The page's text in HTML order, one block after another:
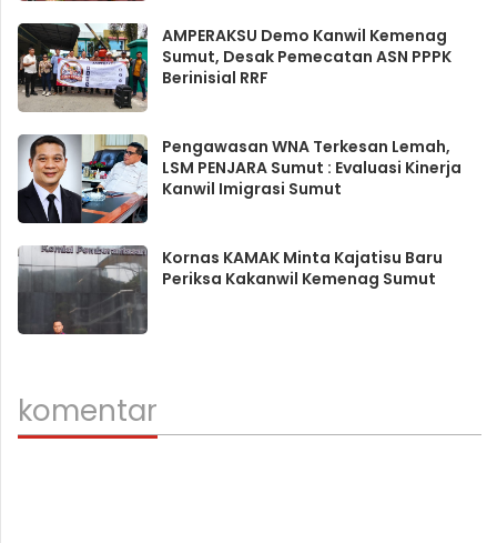
AMPERAKSU Demo Kanwil Kemenag
Sumut, Desak Pemecatan ASN PPPK
Berinisial RRF
Pengawasan WNA Terkesan Lemah,
LSM PENJARA Sumut : Evaluasi Kinerja
Kanwil Imigrasi Sumut
Kornas KAMAK Minta Kajatisu Baru
Periksa Kakanwil Kemenag Sumut
komentar